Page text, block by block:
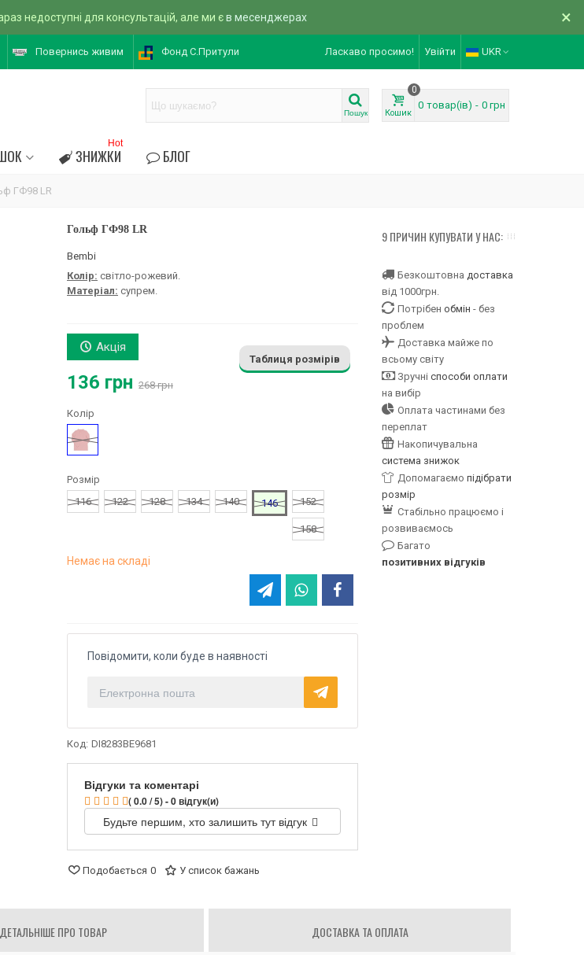
недоступні для консультацій, але ми єв месенджерах ×
Повернись живим Фонд С.Притули Ласкаво просимо! Увійти UKR
Пошук Кошик
0
0 товар(ів) - 0 грн
ЗНИЖКИ
Hot
БЛОГ
ГФ98 LR
Гольф ГФ98 LR
Bembi
Колір: світло-рожевий.
Матеріал: супрем.
Акція
136 грн 268 грн
Таблиця розмірів
Колір
Рожевий
Розмір
116
122 128 134 140 146 152
158
Немає на складі
Повідомити, коли буде в наявності
Код: DI8283BE9681
Відгуки та коментарі
( 0.0 / 5) - 0 відгук(и)
Будьте першим, хто залишить тут відгук
Подобається 0 У список бажань
9 ПРИЧИН КУПУВАТИ У НАС:
Безкоштовна доставка
від 1000грн.
Потрібен обмін - без
проблем
Доставка майже по
всьому світу
Зручні способи оплати
на вибір
Оплата частинами без
переплат
Накопичувальна
система знижок
Допомагаємо підібрати
розмір
Стабільно працюємо і
розвиваємось
Багато
позитивних відгуків
ДЕТАЛЬНІШЕ ПРО ТОВАР ДОСТАВКА ТА ОПЛАТА